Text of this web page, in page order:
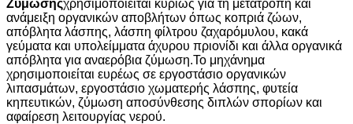
Ζύμωσηςχρησιμοποιείται κυρίως για τη μετατροπή και
ανάμειξη οργανικών αποβλήτων όπως κοπριά ζώων,
απόβλητα λάσπης, λάσπη φίλτρου ζαχαρόμυλου, κακά
γεύματα και υπολείμματα άχυρου πριονίδι και άλλα οργανικά
απόβλητα για αναερόβια ζύμωση.Το μηχάνημα
χρησιμοποιείται ευρέως σε εργοστάσιο οργανικών
λιπασμάτων, εργοστάσιο χωματερής λάσπης, φυτεία
κηπευτικών, ζύμωση αποσύνθεσης διπλών σπορίων και
αφαίρεση λειτουργίας νερού.